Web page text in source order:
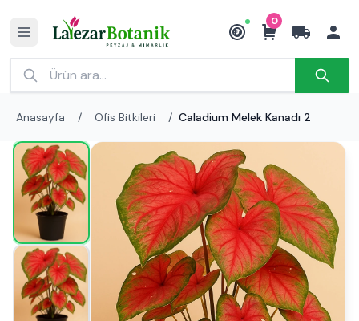
₺
0
Anasayfa / Ofis Bitkileri / Caladium Melek Kanadı 2